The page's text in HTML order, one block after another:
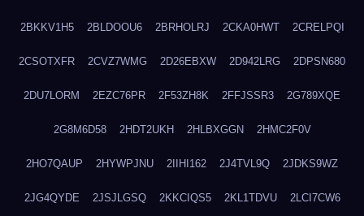
2BKKV1H5 2BLDOOU6 2BRHOLRJ 2CKA0HWT 2CRELPQI
2CSOTXFR 2CVZ7WMG 2D26EBXW 2D942LRG 2DPSN680
2DU7LORM 2EZC76PR 2F53ZH8K 2FFJSSR3 2G789XQE
2G8M6D58 2HDT2UKH 2HLBXGGN 2HMC2F0V
2HO7QAUP 2HYWPJNU 2IIHI162 2J4TVL9Q 2JDKS9WZ
2JG4QYDE 2JSJLGSQ 2KKCIQS5 2KL1TDVU 2LCI7CW6